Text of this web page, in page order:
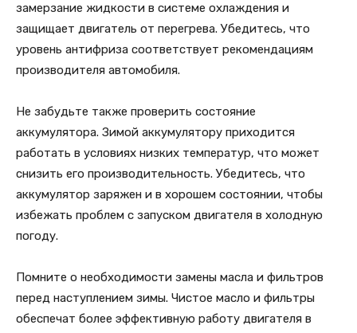
замерзание жидкости в системе охлаждения и
защищает двигатель от перегрева. Убедитесь, что
уровень антифриза соответствует рекомендациям
производителя автомобиля.
Не забудьте также проверить состояние
аккумулятора. Зимой аккумулятору приходится
работать в условиях низких температур, что может
снизить его производительность. Убедитесь, что
аккумулятор заряжен и в хорошем состоянии, чтобы
избежать проблем с запуском двигателя в холодную
погоду.
Помните о необходимости замены масла и фильтров
перед наступлением зимы. Чистое масло и фильтры
обеспечат более эффективную работу двигателя в